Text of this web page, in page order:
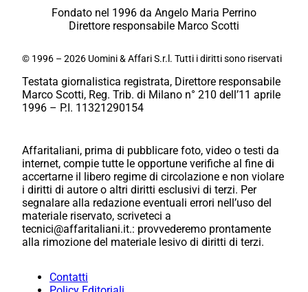
Fondato nel 1996 da Angelo Maria Perrino
Direttore responsabile Marco Scotti
© 1996 – 2026 Uomini & Affari S.r.l. Tutti i diritti sono riservati
Testata giornalistica registrata, Direttore responsabile
Marco Scotti, Reg. Trib. di Milano n° 210 dell’11 aprile
1996 – P.I. 11321290154
Affaritaliani, prima di pubblicare foto, video o testi da
internet, compie tutte le opportune verifiche al fine di
accertarne il libero regime di circolazione e non violare
i diritti di autore o altri diritti esclusivi di terzi. Per
segnalare alla redazione eventuali errori nell’uso del
materiale riservato, scriveteci a
tecnici@affaritaliani.it.: provvederemo prontamente
alla rimozione del materiale lesivo di diritti di terzi.
Contatti